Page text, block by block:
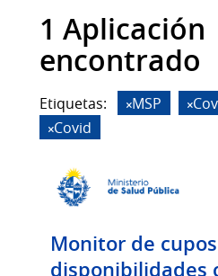
1 Aplicación
encontrado
Etiquetas: MSP
Covid
Monitor de
disponibilidades